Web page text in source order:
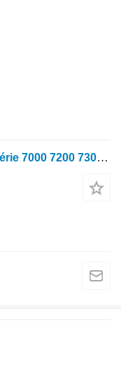
Unité de commande John Deere Série 7000 7200 7300 7400 7500 7700 7800 Dét. pour tracteur à roues John Deere 7000 7200 7300 7400 7500 7700 7800